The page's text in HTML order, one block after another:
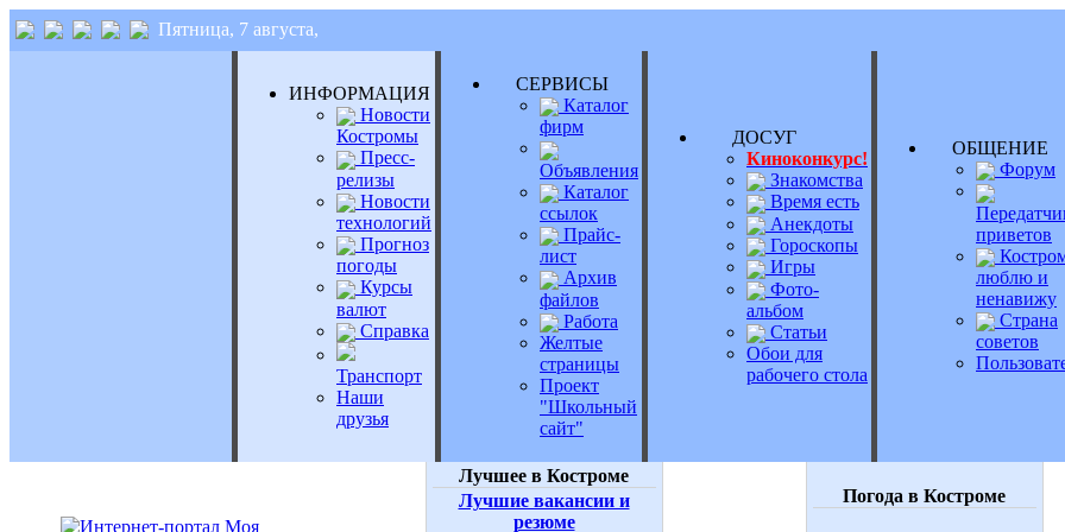
Пятница, 7 августа,
ИНФОРМАЦИЯ
Новости
Костромы
Пресс-
релизы
Новости
технологий
Прогноз
погоды
Курсы
валют
Справка
Транспорт
Наши
друзья
СЕРВИСЫ
Каталог
фирм
Объявления
Каталог
ссылок
Прайс-
лист
Архив
файлов
Работа
Желтые
страницы
Проект
"Школьный
сайт"
ДОСУГ
Киноконкурс!
Знакомства
Время есть
Анекдоты
Гороскопы
Игры
Фото-
альбом
Статьи
Обои для
рабочего стола
Форум
приветов
люблю и
ненавижу
Страна
советов
Лучшее в Костроме
Лучшие вакансии и
резюме
Погода в Костроме